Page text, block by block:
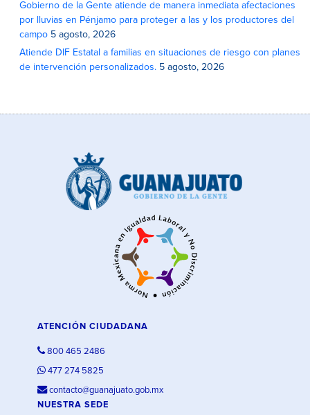
Gobierno de la Gente atiende de manera inmediata afectaciones
por lluvias en Pénjamo para proteger a las y los productores del
campo 5 agosto, 2026
Atiende DIF Estatal a familias en situaciones de riesgo con planes
de intervención personalizados. 5 agosto, 2026
ATENCIÓN CIUDADANA
800 465 2486
477 274 5825
contacto@guanajuato.gob.mx
NUESTRA SEDE